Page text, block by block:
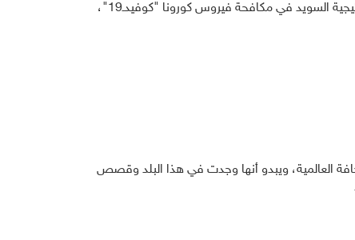
نشرت صحيفة الـ "ديلي ميل" البريطانية، اليوم السبت، تقريراً تحليلياً عن نتائج استراتيجية السويد في مكافحة فيروس كورونا "كوفيدـ19"،
العالمية، ويبدو أنها وجدت في هذا البلد وقصص